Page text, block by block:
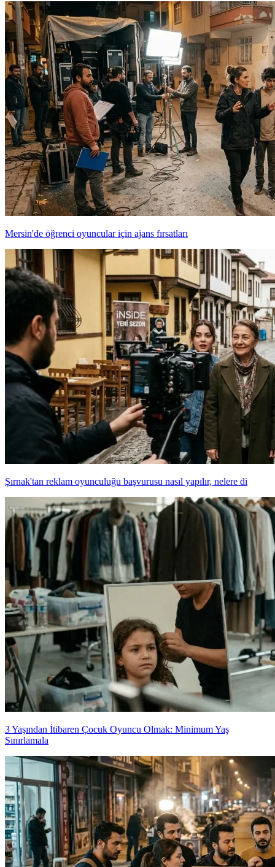
Mersin'de öğrenci oyuncular için ajans fırsatları
Şırnak'tan reklam oyunculuğu başvurusu nasıl yapılır, nelere di
3 Yaşından İtibaren Çocuk Oyuncu Olmak: Minimum Yaş
Sınırlamala